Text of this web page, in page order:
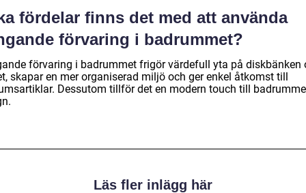
fördelar finns det med att använda
förvaring i badrummet?
förvaring i badrummet frigör värdefull yta på diskbänken
skapar en mer organiserad miljö och ger enkel åtkomst till
Dessutom tillför det en modern touch till
Läs fler inlägg här